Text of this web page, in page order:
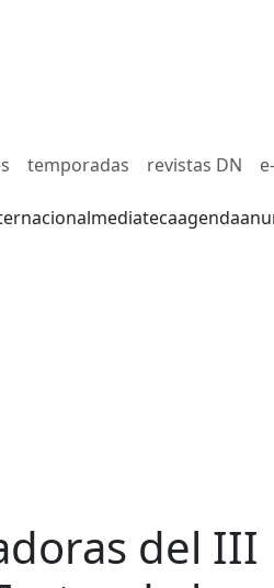
temporadas revistas DN
mediatecaagenda
del III